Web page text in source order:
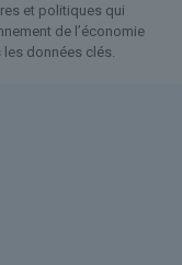
et politiques qui
de l’économie
données clés.